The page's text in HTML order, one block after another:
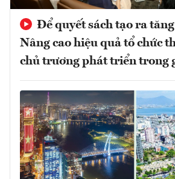
Để quyết sách tạo ra
Nâng cao hiệu quả tổ chức
chủ trương phát triển trong